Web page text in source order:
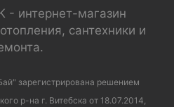
- интернет-магазин
сантехники и
зарегистрирована решением
р-на г. Витебска от 18.07.2014,